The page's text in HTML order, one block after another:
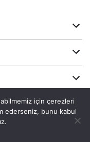
için çerezleri
ederseniz, bunu kabul